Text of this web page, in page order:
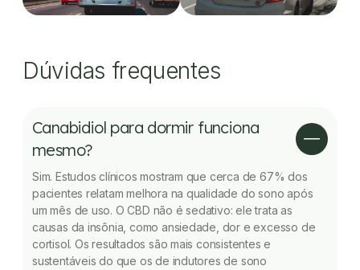
Dúvidas frequentes
Canabidiol para dormir funciona
mesmo?
Sim. Estudos clínicos mostram que cerca de 67% dos
pacientes relatam melhora na qualidade do sono após
um mês de uso. O CBD não é sedativo: ele trata as
causas da insônia, como ansiedade, dor e excesso de
cortisol. Os resultados são mais consistentes e
sustentáveis do que os de indutores de sono